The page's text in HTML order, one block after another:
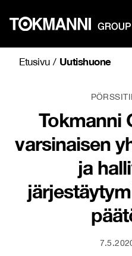
sisältöön
Etusivu/ Uutishuone
Tokmanni
varsinaisen
ja